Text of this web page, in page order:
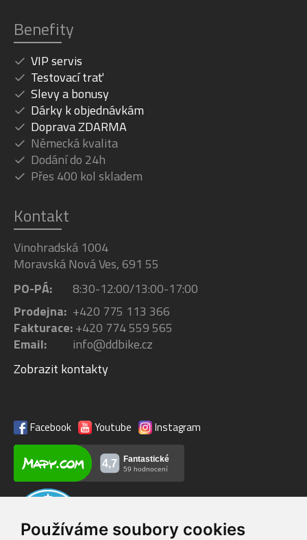
Používáme soubory cookies
Benefity
VIP servis
Testovací trať
Slevy a bonusy
Dárky k objednávkám
Doprava ZDARMA
Německá kvalita
Dodání do 24h
Přes 400 kol skladem
Kontakt
Vinohradská 1004
Moravská Nová Ves, 691 55
PO-PÁ:
8:30-12:00/13:00-17:00
Prodejna: +420 775 113 366
Fakturace:+420 774 559 565
Email:
info@ddbike.cz
Zobrazit kontakty
Facebook Youtube Instagram